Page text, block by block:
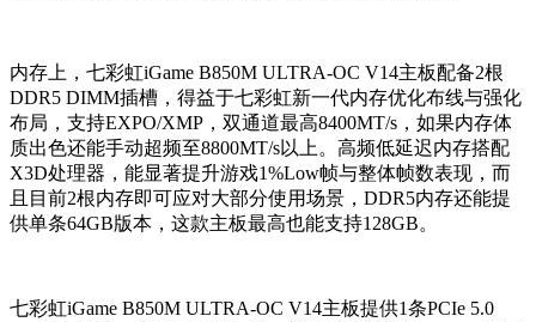
内存上，七彩虹iGame B850M ULTRA-OC V14主板配备2根
DDR5 DIMM插槽，得益于七彩虹新一代内存优化布线与强化
布局，支持EXPO/XMP，双通道最高8400MT/s，如果内存体
质出色还能手动超频至8800MT/s以上。高频低延迟内存搭配
X3D处理器，能显著提升游戏1%Low帧与整体帧数表现，而
且目前2根内存即可应对大部分使用场景，DDR5内存还能提
供单条64GB版本，这款主板最高也能支持128GB。
七彩虹iGame B850M ULTRA-OC V14主板提供1条PCIe 5.0